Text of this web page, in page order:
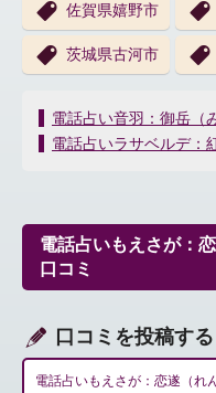
佐賀県嬉野市
茨城県古河市
投
稿
ー
シ
ョ
電話占い音羽：御岳（
電話占いラサベルデ：
電話占いもえさが：
口コミ
口コミを投稿する
電話占いもえさが：恋遂（れ